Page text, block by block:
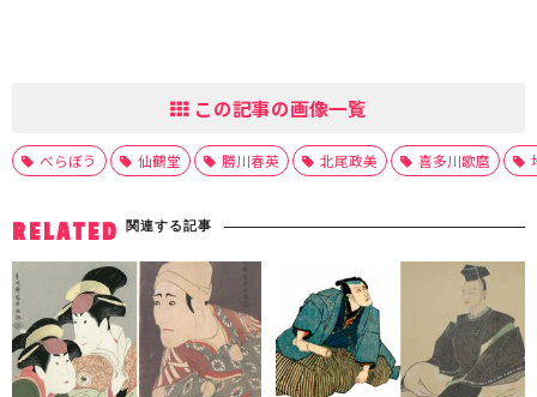
この記事の画像一覧
べらぼう 仙鶴堂 勝川春英 北尾政美 喜多川歌麿
RELATED 関連する記事